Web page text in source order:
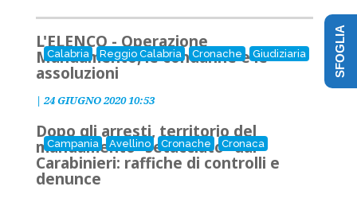
Calabria Reggio Calabria Cronache Giudiziaria
L'ELENCO - Operazione
Mandamento, le condanne e le
assoluzioni
| 24 GIUGNO 2020 10:53
Campania Avellino Cronache Cronaca
Dopo gli arresti, territorio del
mandamento “setacciato” dai
Carabinieri: raffiche di controlli e
denunce
SFOGLIA